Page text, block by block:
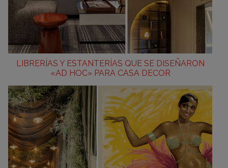
LIBRERÍAS Y ESTANTERÍAS QUE SE DISEÑARON
«AD HOC» PARA CASA DECOR